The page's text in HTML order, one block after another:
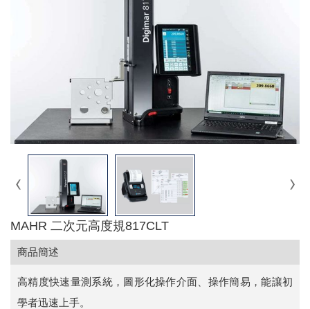
MAHR 二次元高度規817CLT
商品簡述
高精度快速量測系統，圖形化操作介面、操作簡易，能讓初
學者迅速上手。